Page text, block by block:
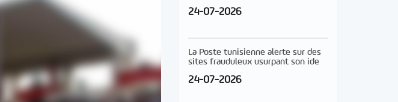
24-07-2026
La Poste tunisienne alerte sur des
sites frauduleux usurpant son ide
24-07-2026